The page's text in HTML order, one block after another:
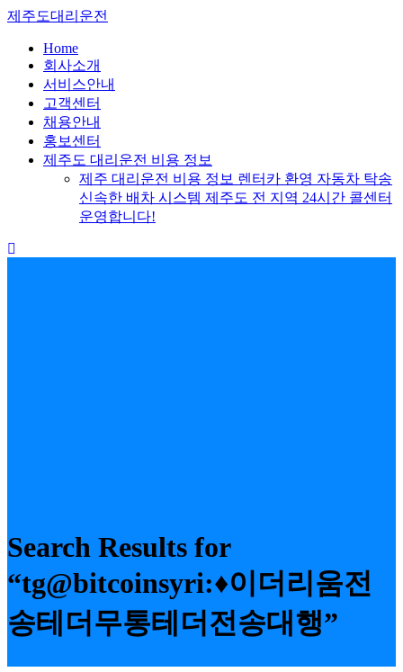
Skip
content
제주도대리운전
Home
회사소개
서비스안내
고객센터
채용안내
홍보센터
제주도 대리운전 비용 정보
제주 대리운전 비용 정보 렌터카 환영 자동차 탁송
신속한 배차 시스템 제주도 전 지역 24시간 콜센터
운영합니다!
Search Results for
“tg@bitcoinsyri:♦이더리움전
송테더무통테더전송대행”